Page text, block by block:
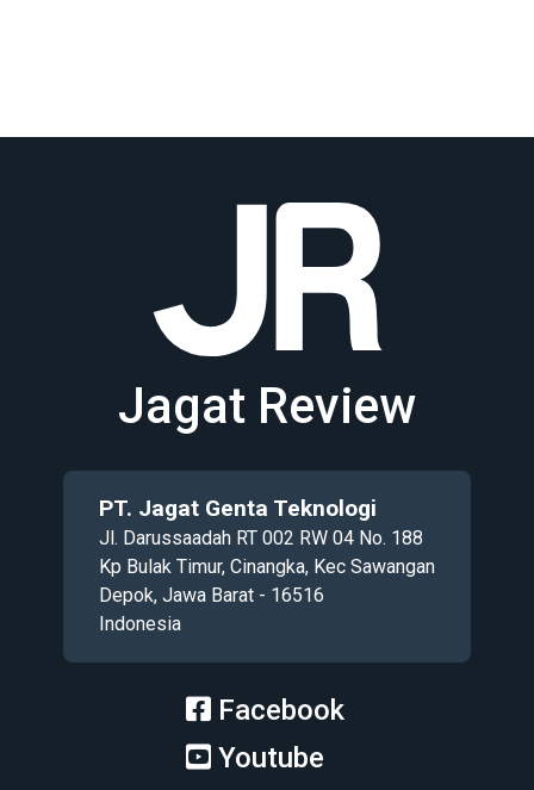
Jagat Review
PT. Jagat Genta Teknologi
Jl. Darussaadah RT 002 RW 04 No. 188
Kp Bulak Timur, Cinangka, Kec Sawangan
Depok, Jawa Barat - 16516
Indonesia
Facebook
Youtube